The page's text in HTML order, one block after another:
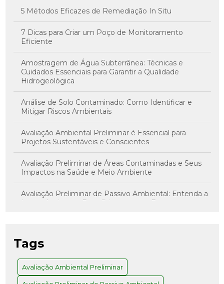
5 Métodos Eficazes de Remediação In Situ
7 Dicas para Criar um Poço de Monitoramento
Eficiente
Amostragem de Água Subterrânea: Técnicas e
Cuidados Essenciais para Garantir a Qualidade
Hidrogeológica
Análise de Solo Contaminado: Como Identificar e
Mitigar Riscos Ambientais
Avaliação Ambiental Preliminar é Essencial para
Projetos Sustentáveis e Conscientes
Avaliação Preliminar de Áreas Contaminadas e Seus
Impactos na Saúde e Meio Ambiente
Avaliação Preliminar de Passivo Ambiental: Entenda a
Importância e os Benefícios para sua Empresa
Caminho para Decisões Assertivas
Tags
Avaliação Ambiental Preliminar